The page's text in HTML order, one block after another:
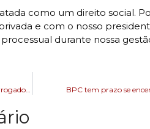
como um direito social.
e com o nosso
durante nossa
Prazo para adesão ao Desenrola Fies foi prorrogado para o dia 31 de dezembro BPC tem prazo se